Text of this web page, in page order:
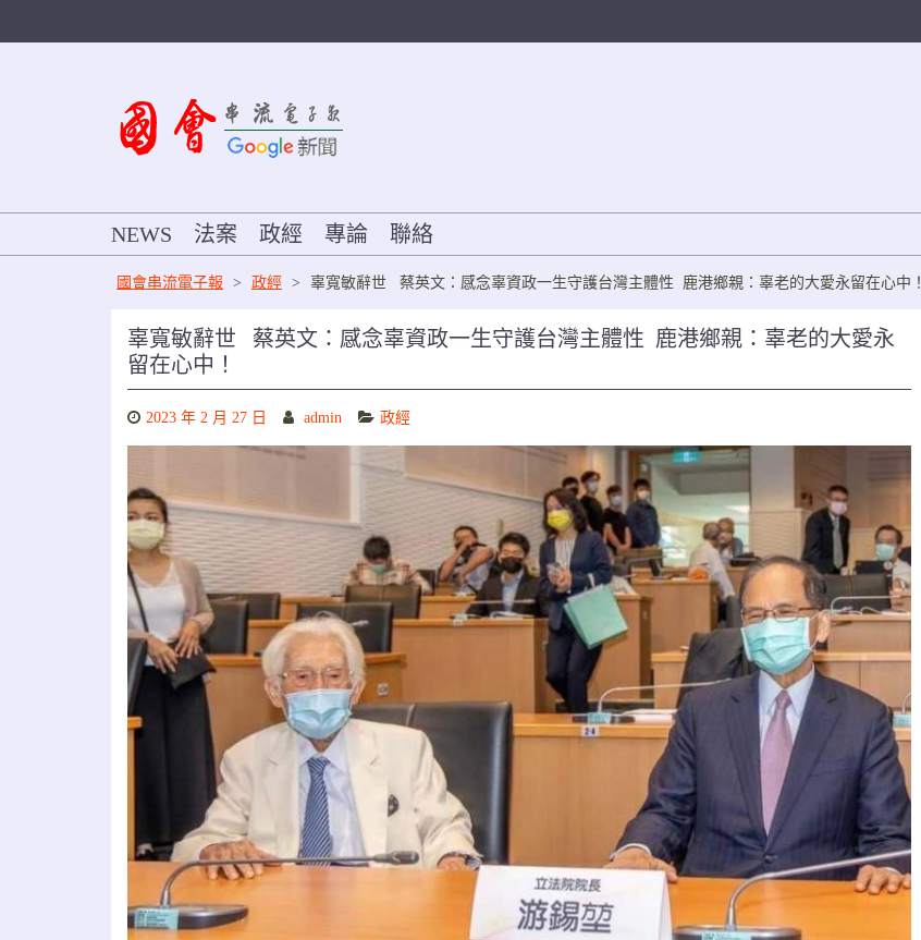
NEWS 法案 政經 專論 聯絡
國會串流電子報 > 政經 > 辜寬敏辭世 蔡英文：感念辜資政一生守護台灣主體性 鹿港鄉親：辜老的大愛永留在心中！
辜寬敏辭世 蔡英文：感念辜資政一生守護台灣主體性 鹿港鄉親：辜老的大愛永
留在心中！
2023 年 2 月 27 日 admin 政經